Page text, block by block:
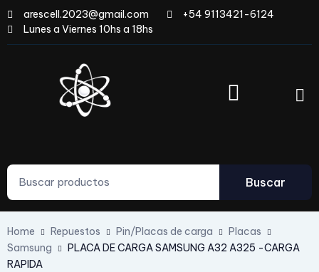
arescell.2023@gmail.com
+54 9113421-6124
Lunes a Viernes 10hs a 18hs
Buscar
Home Repuestos Pin/Placas de carga
Placas
Samsung
PLACA DE CARGA SAMSUNG A32 A325 -CARGA
RAPIDA